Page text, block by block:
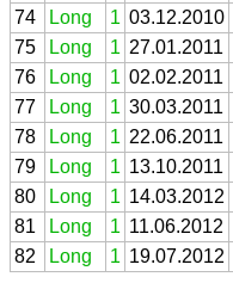
74
Long 1 03.12.2010
75
Long 1 27.01.2011
76
Long 1 02.02.2011
77
Long 1 30.03.2011
78
Long 1 22.06.2011
79
Long 1 13.10.2011
80
Long 1 14.03.2012
81
Long 1 11.06.2012
82
Long 1 19.07.2012